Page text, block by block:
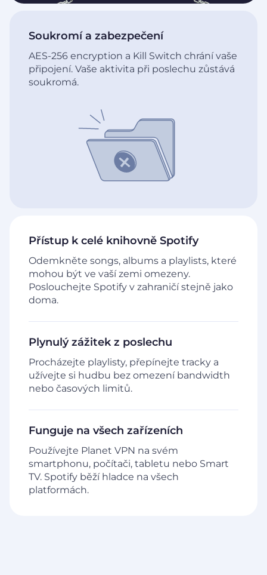
Přístup k celé knihovně Spotify
Odemkněte songs, albums a playlists, které
mohou být ve vaší zemi omezeny.
Poslouchejte Spotify v zahraničí stejně jako
doma.
Plynulý zážitek z poslechu
Procházejte playlisty, přepínejte tracky a
užívejte si hudbu bez omezení bandwidth
nebo časových limitů.
Funguje na všech zařízeních
Používejte Planet VPN na svém
smartphonu, počítači, tabletu nebo Smart
TV. Spotify běží hladce na všech
platformách.
Soukromí a zabezpečení
AES-256 encryption a Kill Switch chrání vaše
připojení. Vaše aktivita při poslechu zůstává
soukromá.